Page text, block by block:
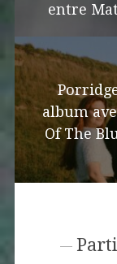
entre
album
Of The